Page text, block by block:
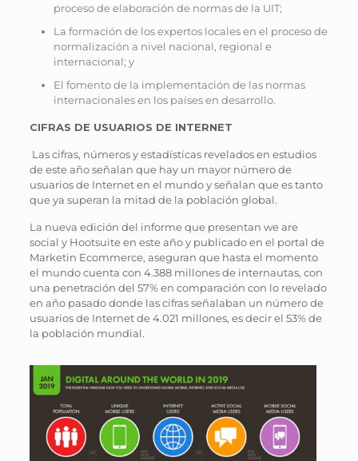
proceso de elaboración de normas de la UIT;
La formación de los expertos locales en el proceso de
normalización a nivel nacional, regional e
internacional; y
El fomento de la implementación de las normas
internacionales en los países en desarrollo.
CIFRAS DE USUARIOS DE INTERNET
Las cifras, números y estadísticas revelados en estudios
de este año señalan que hay un mayor número de
usuarios de Internet en el mundo y señalan que es tanto
que ya superan la mitad de la población global.
La nueva edición del informe que presentan we are
social y Hootsuite en este año y publicado en el portal de
Marketin Ecommerce, aseguran que hasta el momento
el mundo cuenta con 4.388 millones de internautas, con
una penetración del 57% en comparación con lo revelado
en año pasado donde las cifras señalaban un número de
usuarios de Internet de 4.021 millones, es decir el 53% de
la población mundial.